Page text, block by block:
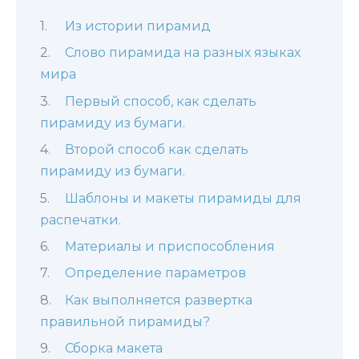
Из истории пирамид
Слово пирамида на разных языках
мира
Первый способ, как сделать
пирамиду из бумаги.
Второй способ как сделать
пирамиду из бумаги.
Шаблоны и макеты пирамиды для
распечатки.
Материалы и приспособления
Определение параметров
Как выполняется развертка
правильной пирамиды?
Сборка макета